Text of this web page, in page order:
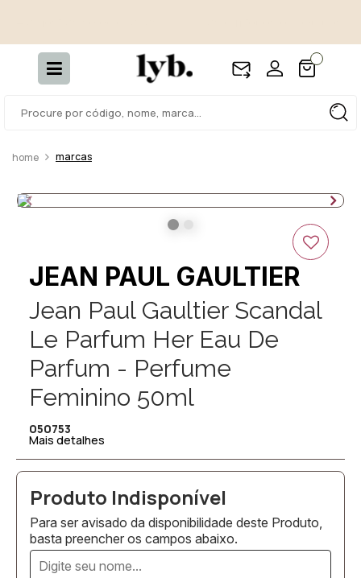
marcas
JEAN PAUL GAULTIER
Jean Paul Gaultier Scandal
Le Parfum Her Eau De
Parfum - Perfume
Feminino 50ml
050753
Mais detalhes
Para ser avisado da disponibilidade deste Produto,
basta preencher os campos abaixo.